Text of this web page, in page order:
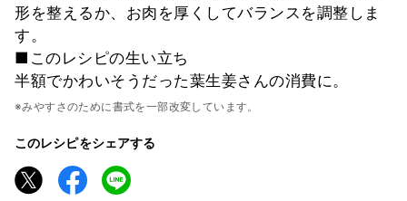
形を整えるか、お肉を厚くしてバランスを調整しま
す。
■このレシピの生い立ち
半額でかわいそうだった葉生姜さんの消費に。
※みやすさのために書式を一部改変しています。
このレシピをシェアする